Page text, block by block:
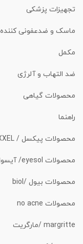
تجهیزات پزشکی
ماسک و ضدعفونی کننده
مکمل
ضد التهاب و آلرژی
محصولات گیاهی
راهنما
محصولات پیکسل / PIXXEL
محصولات eyesol/ آیسول
محصولات بیول /biol
محصولات no acne
margritte /مارگریت